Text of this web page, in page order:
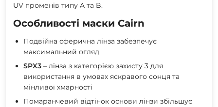
UV променів типу A та B.
Особливості маски Cairn
Подвійна сферична лінза забезпечує
максимальний огляд
SPX3 – лінза з категорією захисту 3 для
використання в умовах яскравого сонця та
мінливої ​​хмарності
Помаранчевий відтінок основи лінзи збільшує